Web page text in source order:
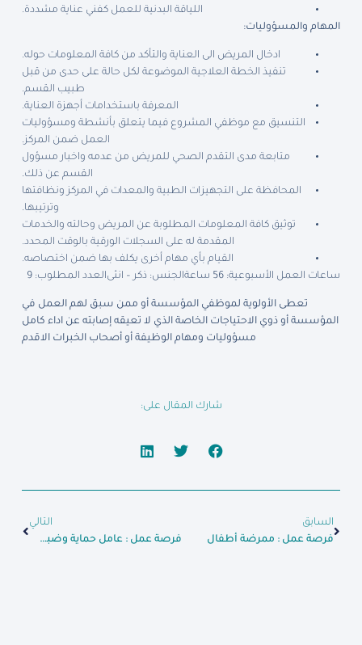
اللياقة البدنية للعمل كفني عناية مشددة.
المهام والمسؤوليات:
ادخال المريض الى العناية والتأكد من كافة المعلومات حوله.
تنفيذ الخطة العلاجية الموضوعة لكل حالة على حدى من قبل
طبيب القسم.
المعرفة باستخدامات أجهزة العناية.
التنسيق مع موظفي المشروع فيما يتعلق بأنشطة ومسؤوليات
العمل ضمن المركز.
متابعة مدى التقدم الصحي للمريض من عدمه واخبار مسؤول
القسم عن ذلك.
المحافظة على التجهيزات الطبية والمعدات في المركز ونظافتها
وترتيبها.
توثيق كافة المعلومات المطلوبة عن المريض وحالته والخدمات
المقدمة له على السجلات الورقية بالوقت المحدد.
القيام بأي مهام أخرى يكلف بها ضمن اختصاصه.
ساعات العمل الأسبوعية: 56 ساعة
الجنس: ذكر – انثىالعدد المطلوب: 9
تعطى الأولوية لموظفي المؤسسة أو ممن سبق لهم العمل في
المؤسسة أو ذوي الاحتياجات الخاصة الذي لا تعيقه إصابته عن اداء كامل
مسؤوليات ومهام الوظيفة أو أصحاب الخبرات الاقدم
شارك المقال على:
السابق
فرصة عمل : ممرضة أطفال
التالي
فرصة عمل : عامل حماية وضبط عدوى